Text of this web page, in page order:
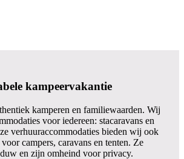
kampeervakantie
kamperen en familiewaarden. Wij
voor iedereen: stacaravans en
verhuuraccommodaties bieden wij ook
campers, caravans en tenten. Ze
en zijn omheind voor privacy.